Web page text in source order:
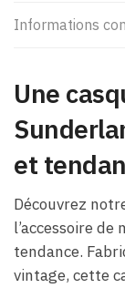
Informations
Une
et
Découvrez
l’accessoire
tendance.
vintage, cette